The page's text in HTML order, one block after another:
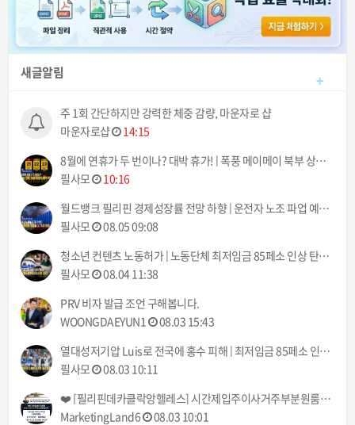
+
새글알림
주 1회 간단하지만 강력한 체중 감량, 마운자로 샵
마운자로샵
14:15
8월에 연휴가 두 번이나? 대박 휴가! | 폭풍 메이메이 북부 상륙 | 필리핀동포방송 | 필리핀한인방송 | 필리핀뉴스룸
필사모
10:16
월드뱅크 필리핀 경제성장률 전망 하향 | 운전자 노조 파업 예고 8월 10일부터 | 필리핀동포방송 | 필리핀한인방송 | 필리핀뉴스룸
필사모
08.05 09:08
청소년 컨텐츠 노동허가 | 노동단체 최저임금 85페소 인상 탄원서 제출 | 필리핀동포방송 | 필리핀한인방송 | 필리핀뉴스룸
필사모
08.04 11:38
PRV 비자 발급 조언 구해봅니다.
WOONGDAEYUN1
08.03 15:43
열대성저기압 Luis로 전국에 홍수 피해 | 최저임금 85페소 인상, 결국 시행될 것 | 필리핀동포방송 | 필리핀한인방송 | 필리핀뉴스룸
필사모
08.03 10:11
❤️ [필리핀데카클락앙헬레스] 시간제입주이사거주부분원룸건물사무실집 출장청소업체 클리닝업 아떼아줌마 청소부 비용추천! (가사도우미전문서비스) ❤️
MarketingLand6
08.03 10:01